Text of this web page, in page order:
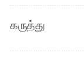
கருத்து